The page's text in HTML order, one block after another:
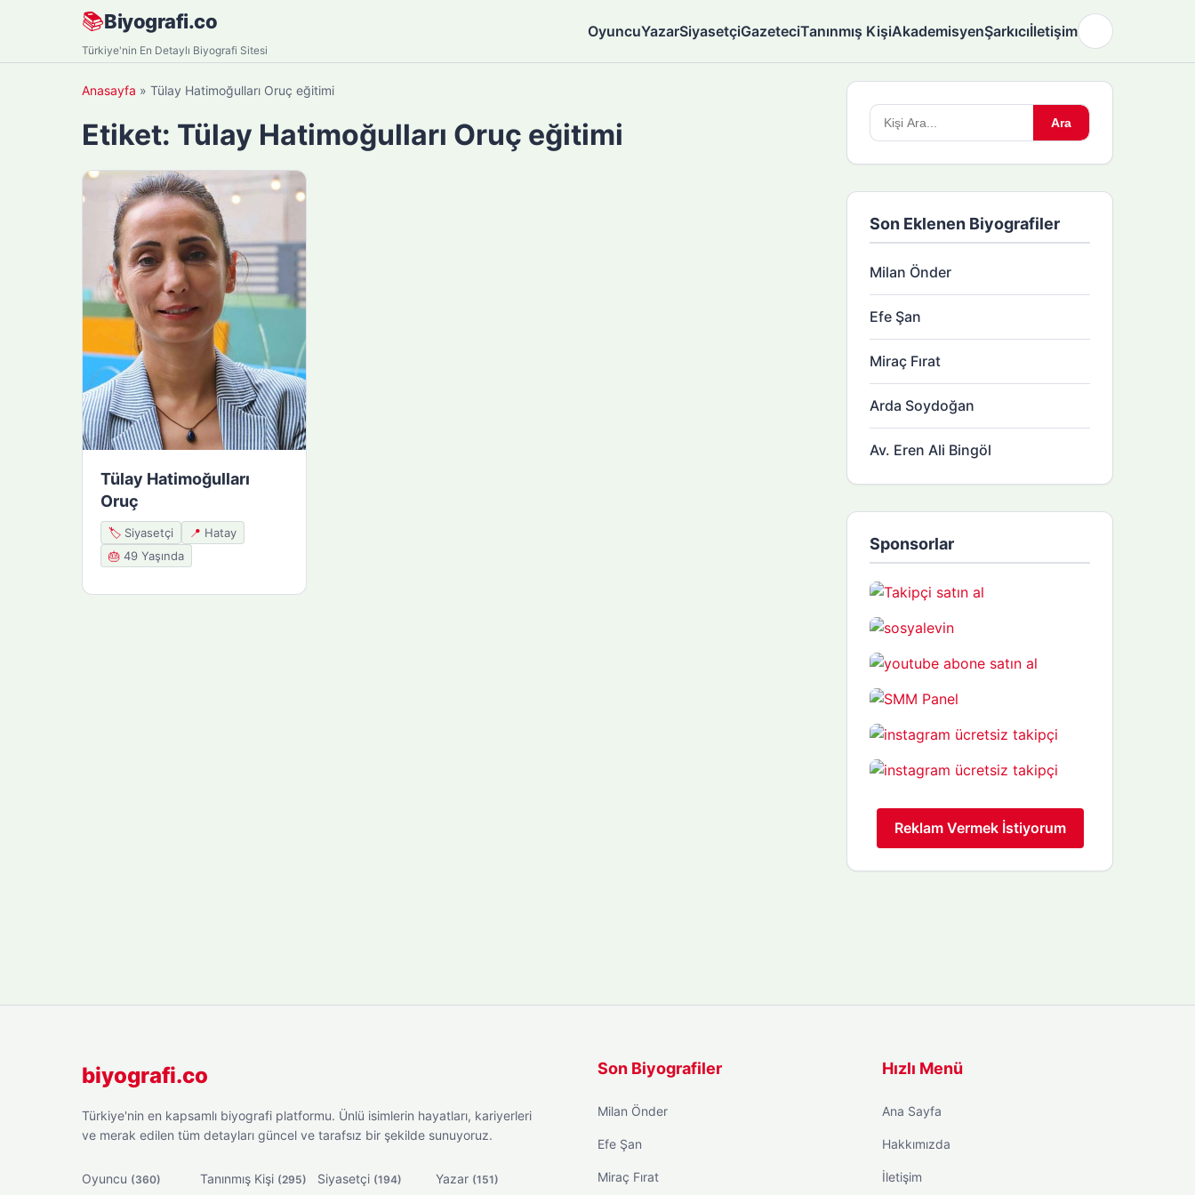
📚Biyografi.co
Türkiye'nin En Detaylı Biyografi Sitesi
OyuncuYazarSiyasetçiGazeteciTanınmış KişiAkademisyenŞarkıcıİletişim
Anasayfa » Tülay Hatimoğulları Oruç eğitimi
Etiket: Tülay Hatimoğulları Oruç eğitimi
Tülay Hatimoğulları
Oruç
🏷️ Siyasetçi 📍 Hatay
🎂 49 Yaşında
Arama
yapın:
Ara
Son Eklenen Biyografiler
Milan Önder
Efe Şan
Miraç Fırat
Arda Soydoğan
Av. Eren Ali Bingöl
Sponsorlar
Reklam Vermek İstiyorum
biyografi.co
Türkiye'nin en kapsamlı biyografi platformu. Ünlü isimlerin hayatları, kariyerleri
ve merak edilen tüm detayları güncel ve tarafsız bir şekilde sunuyoruz.
Oyuncu (360) Tanınmış Kişi (295) Siyasetçi (194) Yazar (151)
Son Biyografiler
Milan Önder
Efe Şan
Miraç Fırat
Hızlı Menü
Ana Sayfa
Hakkımızda
İletişim